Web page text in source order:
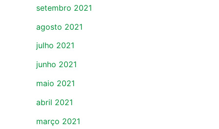
setembro 2021
agosto 2021
julho 2021
junho 2021
maio 2021
abril 2021
março 2021